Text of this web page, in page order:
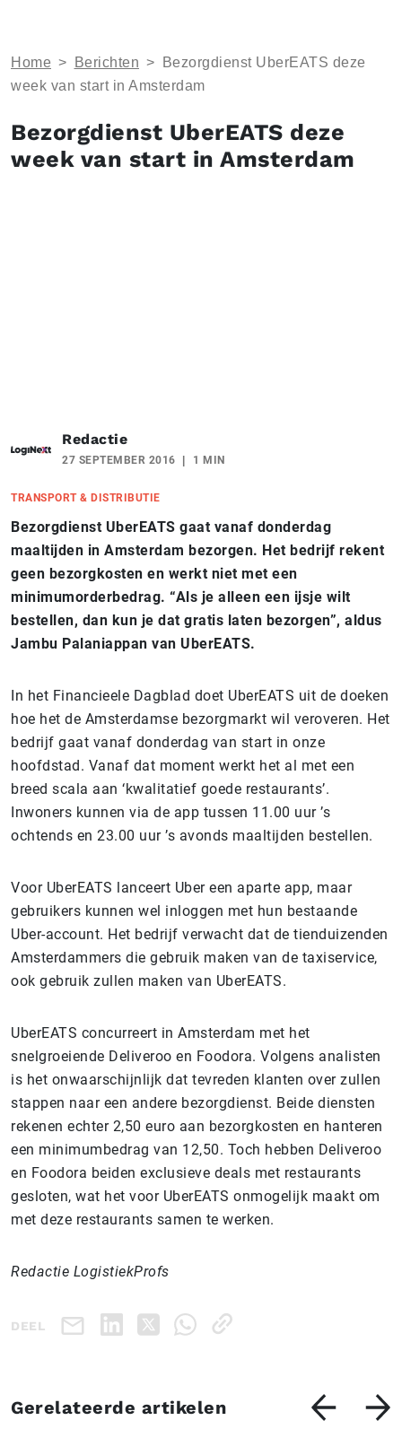
Home > Berichten >
Bezorgdienst UberEATS deze
week van start in Amsterdam
Bezorgdienst UberEATS deze
week van start in Amsterdam
Redactie
27 SEPTEMBER 2016 1 MIN
TRANSPORT & DISTRIBUTIE
Bezorgdienst UberEATS gaat vanaf donderdag
maaltijden in Amsterdam bezorgen. Het bedrijf rekent
geen bezorgkosten en werkt niet met een
minimumorderbedrag. “Als je alleen een ijsje wilt
bestellen, dan kun je dat gratis laten bezorgen”, aldus
Jambu Palaniappan van UberEATS.
In het Financieele Dagblad doet UberEATS uit de doeken
hoe het de Amsterdamse bezorgmarkt wil veroveren. Het
bedrijf gaat vanaf donderdag van start in onze
hoofdstad. Vanaf dat moment werkt het al met een
breed scala aan ‘kwalitatief goede restaurants’.
Inwoners kunnen via de app tussen 11.00 uur ’s
ochtends en 23.00 uur ’s avonds maaltijden bestellen.
Voor UberEATS lanceert Uber een aparte app, maar
gebruikers kunnen wel inloggen met hun bestaande
Uber-account. Het bedrijf verwacht dat de tienduizenden
Amsterdammers die gebruik maken van de taxiservice,
ook gebruik zullen maken van UberEATS.
UberEATS concurreert in Amsterdam met het
snelgroeiende Deliveroo en Foodora. Volgens analisten
is het onwaarschijnlijk dat tevreden klanten over zullen
stappen naar een andere bezorgdienst. Beide diensten
rekenen echter 2,50 euro aan bezorgkosten en hanteren
een minimumbedrag van 12,50. Toch hebben Deliveroo
en Foodora beiden exclusieve deals met restaurants
gesloten, wat het voor UberEATS onmogelijk maakt om
met deze restaurants samen te werken.
Redactie LogistiekProfs
DEEL
Gerelateerde artikelen